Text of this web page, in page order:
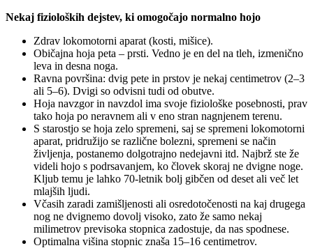
Nekaj fizioloških dejstev, ki omogočajo normalno hojo
Zdrav lokomotorni aparat (kosti, mišice).
Običajna hoja peta – prsti. Vedno je en del na tleh, izmenično
leva in desna noga.
Ravna površina: dvig pete in prstov je nekaj centimetrov (2–3
ali 5–6). Dvigi so odvisni tudi od obutve.
Hoja navzgor in navzdol ima svoje fiziološke posebnosti, prav
tako hoja po neravnem ali v eno stran nagnjenem terenu.
S starostjo se hoja zelo spremeni, saj se spremeni lokomotorni
aparat, pridružijo se različne bolezni, spremeni se način
življenja, postanemo dolgotrajno nedejavni itd. Najbrž ste že
videli hojo s podrsavanjem, ko človek skoraj ne dvigne noge.
Kljub temu je lahko 70-letnik bolj gibčen od deset ali več let
mlajših ljudi.
Včasih zaradi zamišljenosti ali osredotočenosti na kaj drugega
nog ne dvignemo dovolj visoko, zato že samo nekaj
milimetrov previsoka stopnica zadostuje, da nas spodnese.
Optimalna višina stopnic znaša 15–16 centimetrov.